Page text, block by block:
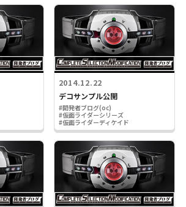
2014.12.22
デコサンプル公開
#開発者ブログ(oc)
#仮面ライダーシリーズ
#仮面ライダーディケイド